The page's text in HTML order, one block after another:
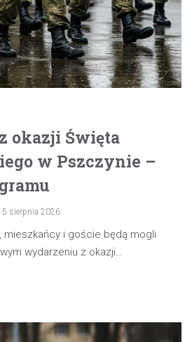
okazji Święta
w Pszczynie –
5 sierpnia 2026
mieszkańcy i goście będą mogli
wydarzeniu z okazji…